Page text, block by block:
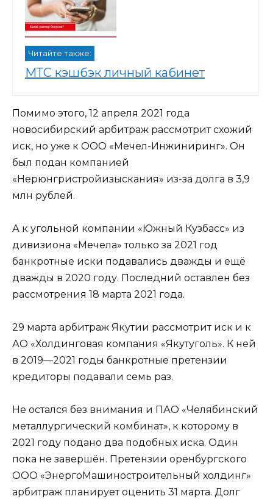
Читайте также:
МТС кэшбэк личный кабинет
Помимо этого, 12 апреля 2021 года
новосибирский арбитраж рассмотрит схожий
иск, но уже к ООО «Мечел-Инжиниринг». Он
был подан компанией
«Нерюнгристройизыскания» из-за долга в 3,9
млн рублей.
А к угольной компании «Южный Кузбасс» из
дивизиона «Мечела» только за 2021 год
банкротные иски подавались дважды и ещё
дважды в 2020 году. Последний оставлен без
рассмотрения 18 марта 2021 года.
29 марта арбитраж Якутии рассмотрит иск и к
АО «Холдинговая компания «Якутуголь». К ней
в 2019—2021 годы банкротные претензии
кредиторы подавали семь раз.
Не остался без внимания и ПАО «Челябинский
металлургический комбинат», к которому в
2021 году подано два подобных иска. Один
пока не завершён. Претензии оренбургского
ООО «ЭнергоМашиностроительный холдинг»
арбитраж планирует оценить 31 марта. Долг